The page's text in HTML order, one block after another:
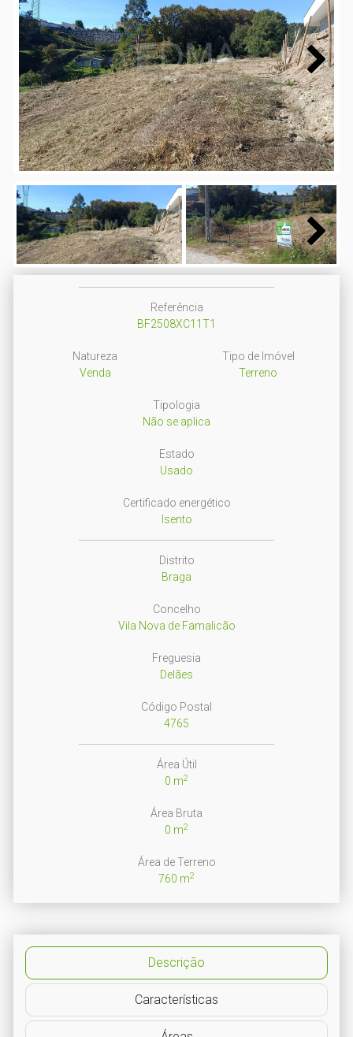
Next
Next
Referência
BF2508XC11T1
Natureza
Venda
Tipo de Imóvel
Terreno
Tipologia
Não se aplica
Estado
Usado
Certificado energético
Isento
Distrito
Braga
Concelho
Vila Nova de Famalicão
Freguesia
Delães
Código Postal
4765
Área Útil
0 m2
Área Bruta
0 m2
Área de Terreno
760 m2
Descrição
Características